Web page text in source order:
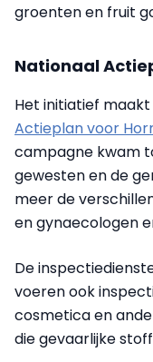
groenten en fruit
Nationaal
Het initiatief
Actieplan voor
campagne kwam
gewesten en de
meer de
en gynaecologen
De
voeren ook
cosmetica en
die gevaarlijke